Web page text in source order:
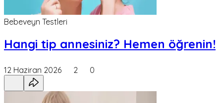
Bebeveyn Testleri
Hangi tip annesiniz? Hemen öğrenin!
12 Haziran 2026 2 0